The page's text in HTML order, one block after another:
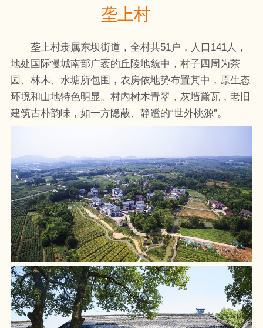
垄上村
垄上村隶属东坝街道，全村共51户，人口141人，
地处国际慢城南部广袤的丘陵地貌中，村子四周为茶
园、林木、水塘所包围，农房依地势布置其中，原生态
环境和山地特色明显。村内树木青翠，灰墙黛瓦，老旧
建筑古朴韵味，如一方隐蔽、静谧的“世外桃源”。